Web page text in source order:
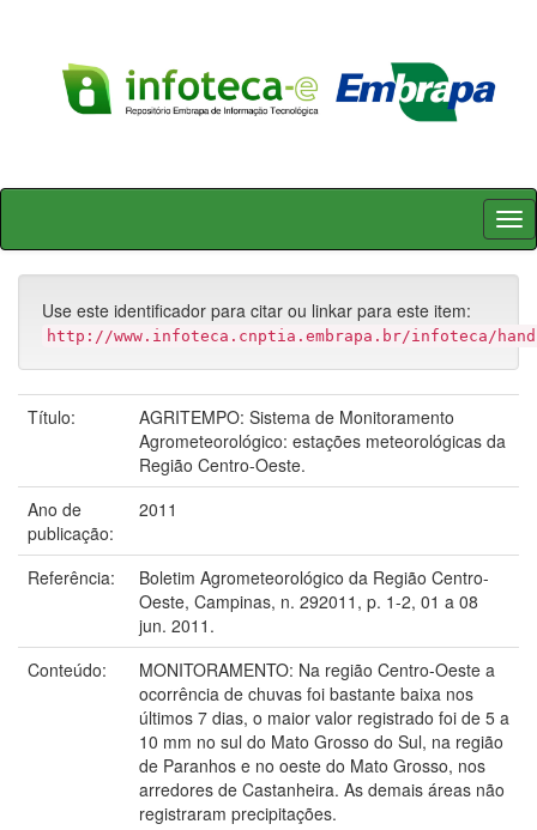
Skip
Use este identificador para citar ou linkar para este item:
http://www.infoteca.cnptia.embrapa.br/infoteca/
Título:
AGRITEMPO: Sistema de Monitoramento
Agrometeorológico: estações meteorológicas da
Região Centro-Oeste.
Ano de
publicação:
2011
Referência:
Boletim Agrometeorológico da Região Centro-
Oeste, Campinas, n. 292011, p. 1-2, 01 a 08
jun. 2011.
Conteúdo:
MONITORAMENTO: Na região Centro-Oeste a
ocorrência de chuvas foi bastante baixa nos
últimos 7 dias, o maior valor registrado foi de 5 a
10 mm no sul do Mato Grosso do Sul, na região
de Paranhos e no oeste do Mato Grosso, nos
arredores de Castanheira. As demais áreas não
registraram precipitações.